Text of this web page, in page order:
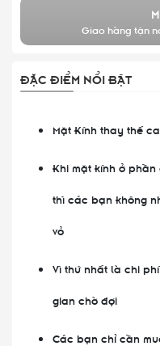
Giao hàng tận
ĐẶC ĐIỂM NỔI BẬT
Mặt Kính thay thế
Khi mặt kính ở
thì các bạn không
vỏ
Vì thứ nhất là chi
gian chờ đợi
Các bạn chỉ cần